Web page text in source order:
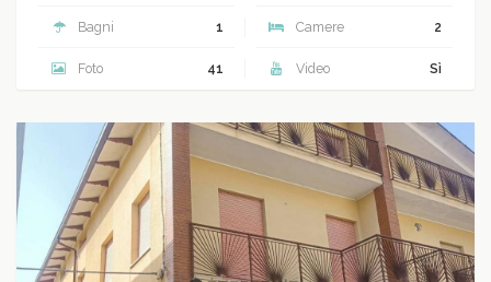
Bagni 1 Camere 2
Foto 41 Video Sì